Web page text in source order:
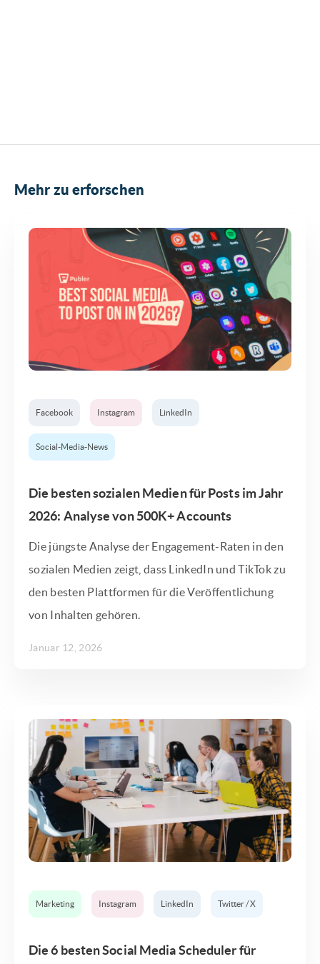
Mehr zu erforschen
Facebook Instagram LinkedIn
Social-Media-News
Die besten sozialen Medien für Posts im Jahr
2026: Analyse von 500K+ Accounts
Die jüngste Analyse der Engagement-Raten in den
sozialen Medien zeigt, dass LinkedIn und TikTok zu
den besten Plattformen für die Veröffentlichung
von Inhalten gehören.
Januar 12, 2026
Marketing Instagram LinkedIn Twitter / X
Die 6 besten Social Media Scheduler für